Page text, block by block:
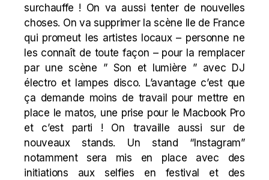
surchauffe ! On va aussi tenter de nouvelles
choses. On va supprimer la scène Ile de France
qui promeut les artistes locaux – personne ne
les connaît de toute façon – pour la remplacer
par une scène ” Son et lumière ” avec DJ
électro et lampes disco. L’avantage c’est que
ça demande moins de travail pour mettre en
place le matos, une prise pour le Macbook Pro
et c’est parti ! On travaille aussi sur de
nouveaux stands. Un stand “Instagram”
notamment sera mis en place avec des
initiations aux selfies en festival et des